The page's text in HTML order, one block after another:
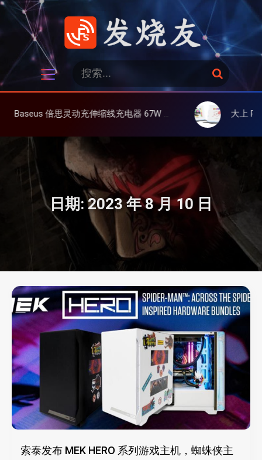
跳
发烧友
：
搜
索
充电器 67W 3C，超耐用可伸缩线、氮化镓、3C多设备同时充 大上 Paperlike 13K 彩屏版显示
日期:2023 年 8 月 10 日
索泰发布 MEK HERO 系列游戏主机，蜘蛛侠主